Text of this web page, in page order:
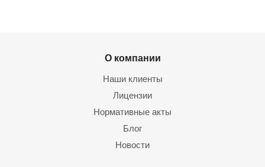
О компании
Наши клиенты
Лицензии
Нормативные акты
Блог
Новости